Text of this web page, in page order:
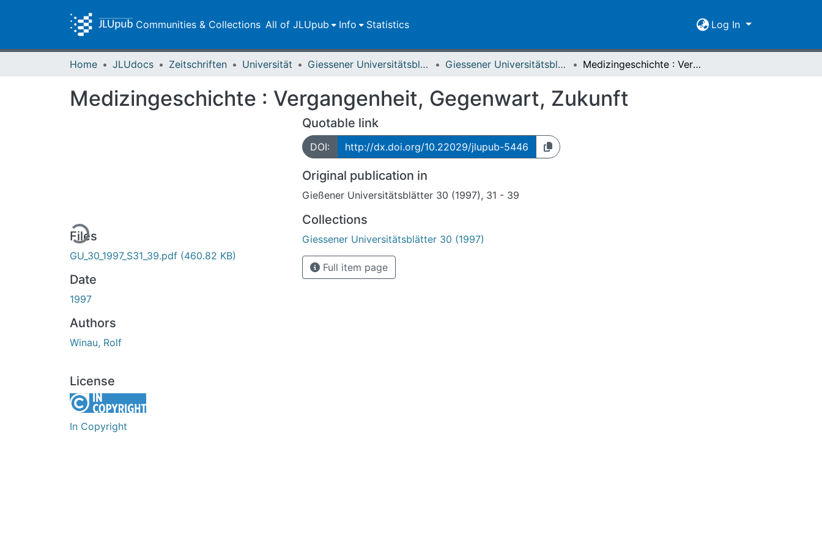
Communities & Collections All of JLUpub Info Statistics Log In
Home JLUdocs Zeitschriften Universität Giessener Universitätsblätter Giessener Universitätsblätter 30 (1997) Medizingeschichte : Vergangenheit, Gegenwart, Zukunft
Medizingeschichte : Vergangenheit, Gegenwart, Zukunft
Loading...
Files
GU_30_1997_S31_39.pdf (460.82 KB)
Date
1997
Authors
Winau, Rolf
License
In Copyright
Quotable link
DOI: http://dx.doi.org/10.22029/jlupub-5446
Original publication in
Gießener Universitätsblätter 30 (1997), 31 - 39
Collections
Giessener Universitätsblätter 30 (1997)
Full item page